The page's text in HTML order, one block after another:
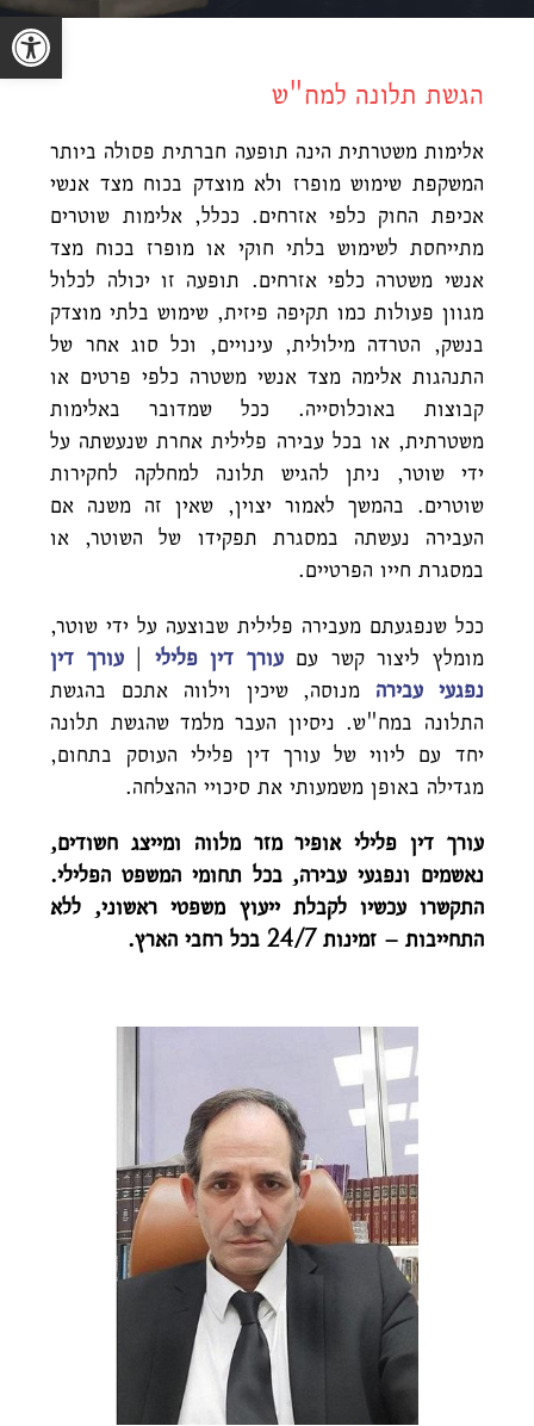
הגשת תלונה למח"ש
אלימות משטרתית הינה תופעה חברתית פסולה ביותר
המשקפת שימוש מופרז ולא מוצדק בכוח מצד אנשי
אכיפת החוק כלפי אזרחים. ככלל, אלימות שוטרים
מתייחסת לשימוש בלתי חוקי או מופרז בכוח מצד
אנשי משטרה כלפי אזרחים. תופעה זו יכולה לכלול
מגוון פעולות כמו תקיפה פיזית, שימוש בלתי מוצדק
בנשק, הטרדה מילולית, עינויים, וכל סוג אחר של
התנהגות אלימה מצד אנשי משטרה כלפי פרטים או
קבוצות באוכלוסייה. ככל שמדובר באלימות
משטרתית, או בכל עבירה פלילית אחרת שנעשתה על
ידי שוטר, ניתן להגיש תלונה למחלקה לחקירות
שוטרים. בהמשך לאמור יצוין, שאין זה משנה אם
העבירה נעשתה במסגרת תפקידו של השוטר, או
במסגרת חייו הפרטיים.
ככל שנפגעתם מעבירה פלילית שבוצעה על ידי שוטר,
מומלץ ליצור קשר עםעורך דין פלילי |עורך דין
נפגעי עבירה מנוסה, שיכין וילווה אתכם בהגשת
התלונה במח"ש. ניסיון העבר מלמד שהגשת תלונה
יחד עם ליווי של עורך דין פלילי העוסק בתחום,
מגדילה באופן משמעותי את סיכויי ההצלחה.
עורך דין פלילי אופיר מזר מלווה ומייצג חשודים,
נאשמים ונפגעי עבירה, בכל תחומי המשפט הפלילי.
התקשרו עכשיו לקבלת ייעוץ משפטי ראשוני, ללא
התחייבות – זמינות 24/7 בכל רחבי הארץ.
פתח סרגל נגישות